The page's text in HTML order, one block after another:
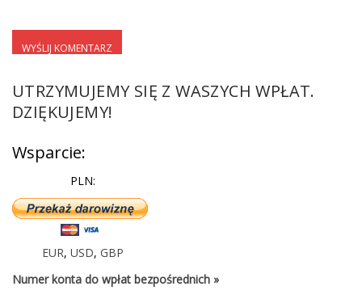
UTRZYMUJEMY SIĘ Z WASZYCH WPŁAT.
DZIĘKUJEMY!
Wsparcie:
PLN:
EUR, USD, GBP
Numer konta do wpłat bezpośrednich »